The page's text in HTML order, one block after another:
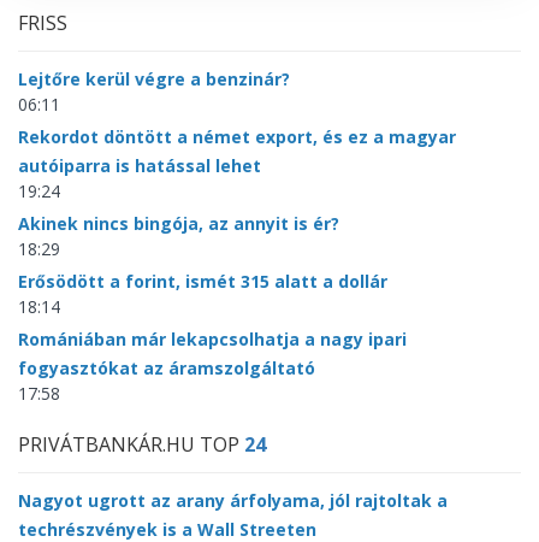
FRISS
Lejtőre kerül végre a benzinár?
06:11
Rekordot döntött a német export, és ez a magyar
autóiparra is hatással lehet
19:24
Akinek nincs bingója, az annyit is ér?
18:29
Erősödött a forint, ismét 315 alatt a dollár
18:14
Romániában már lekapcsolhatja a nagy ipari
fogyasztókat az áramszolgáltató
17:58
PRIVÁTBANKÁR.HU TOP 24
Nagyot ugrott az arany árfolyama, jól rajtoltak a
techrészvények is a Wall Streeten